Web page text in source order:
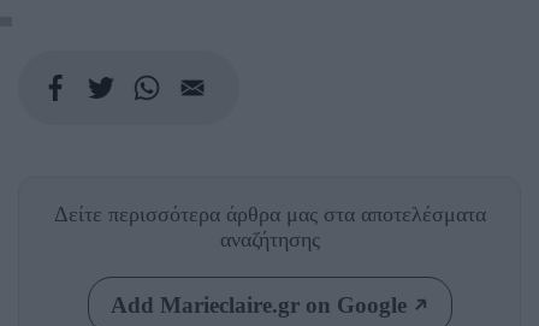
Δείτε περισσότερα άρθρα μας στα αποτελέσματα
αναζήτησης
Add Marieclaire.gr on Google